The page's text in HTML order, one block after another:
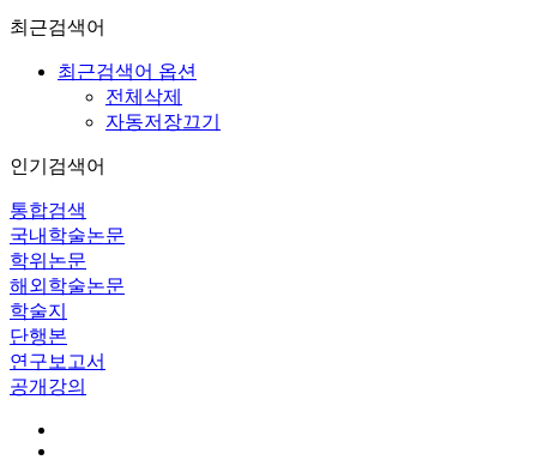
최근검색어
최근검색어 옵션
전체삭제
자동저장끄기
인기검색어
통합검색
국내학술논문
학위논문
해외학술논문
학술지
단행본
연구보고서
공개강의